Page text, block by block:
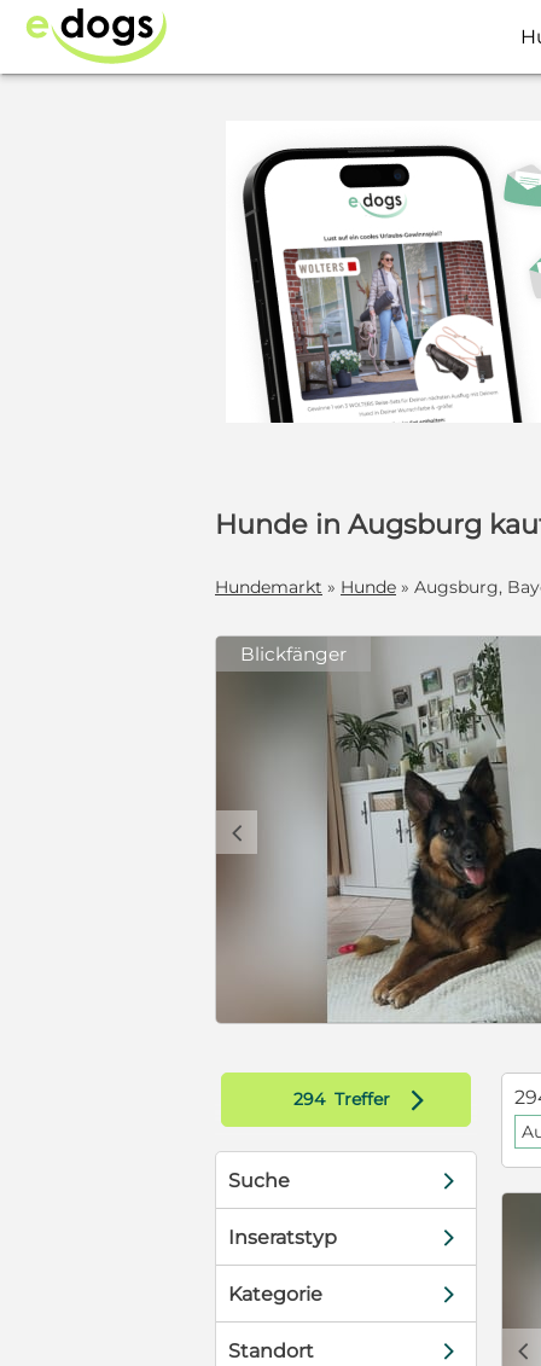
Hunde in Augsburg
Hundemarkt » Hunde » Augsburg,
Blickfänger
c
294 Treffer d
Suche d
Inseratstyp d
Kategorie d
Standort d c